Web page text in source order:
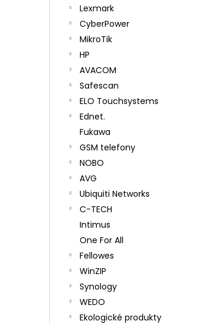
Lexmark
CyberPower
MikroTik
HP
AVACOM
Safescan
ELO Touchsystems
Ednet.
Fukawa
GSM telefony
NOBO
AVG
Ubiquiti Networks
C-TECH
Intimus
One For All
Fellowes
WinZIP
Synology
WEDO
Ekologické produkty